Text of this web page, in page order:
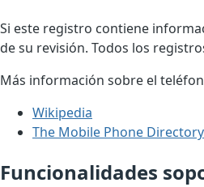
Si este registro contiene
de su revisión. Todos los
Más información sobre el
Wikipedia
The Mobile Phone Directory
Funcionalidades